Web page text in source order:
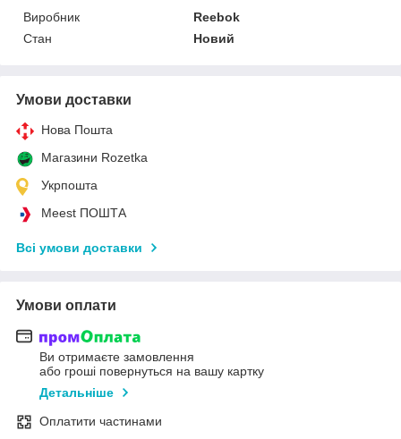
Виробник
Reebok
Стан
Новий
Умови доставки
Нова Пошта
Магазини Rozetka
Укрпошта
Meest ПОШТА
Всі умови доставки
Умови оплати
Ви отримаєте замовлення
або гроші повернуться на вашу картку
Детальніше
Оплатити частинами